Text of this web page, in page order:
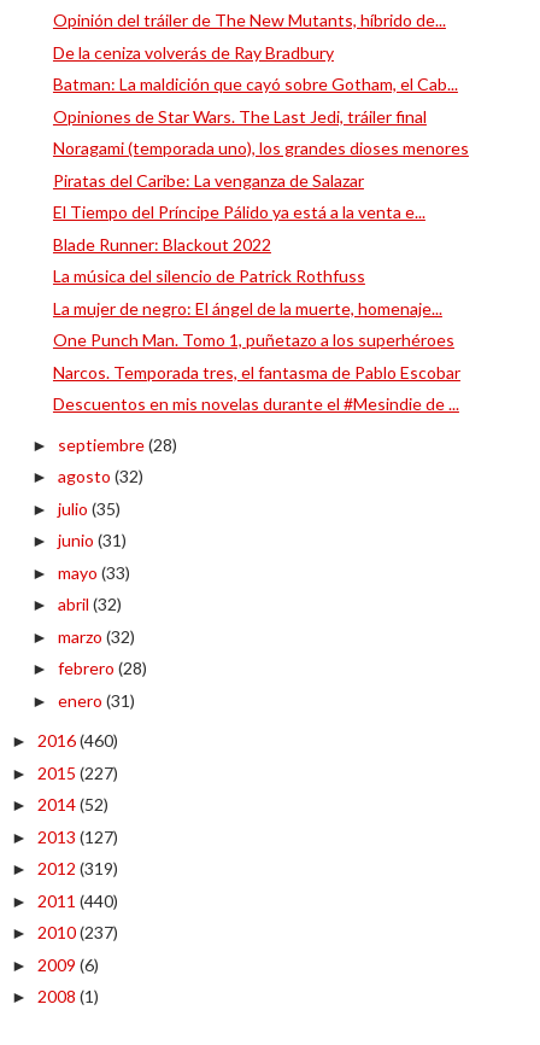
Opinión del tráiler de The New Mutants, híbrido de...
De la ceniza volverás de Ray Bradbury
Batman: La maldición que cayó sobre Gotham, el Cab...
Opiniones de Star Wars. The Last Jedi, tráiler final
Noragami (temporada uno), los grandes dioses menores
Piratas del Caribe: La venganza de Salazar
El Tiempo del Príncipe Pálido ya está a la venta e...
Blade Runner: Blackout 2022
La música del silencio de Patrick Rothfuss
La mujer de negro: El ángel de la muerte, homenaje...
One Punch Man. Tomo 1, puñetazo a los superhéroes
Narcos. Temporada tres, el fantasma de Pablo Escobar
Descuentos en mis novelas durante el #Mesindie de ...
► septiembre(28)
► agosto (32)
► julio (35)
► junio (31)
► mayo (33)
► abril (32)
► marzo (32)
► febrero (28)
► enero (31)
► 2016(460)
► 2015 (227)
► 2014(52)
► 2013 (127)
► 2012 (319)
► 2011 (440)
► 2010(237)
► 2009 (6)
► 2008 (1)